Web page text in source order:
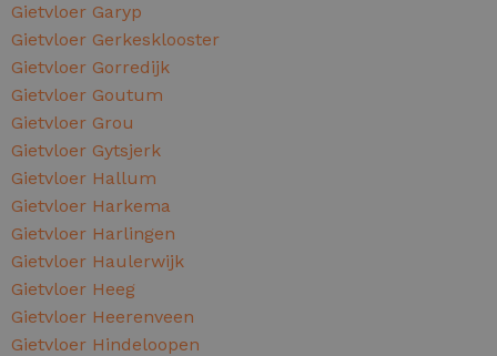
Gietvloer Garyp
Gietvloer Gerkesklooster
Gietvloer Gorredijk
Gietvloer Goutum
Gietvloer Grou
Gietvloer Gytsjerk
Gietvloer Hallum
Gietvloer Harkema
Gietvloer Harlingen
Gietvloer Haulerwijk
Gietvloer Heeg
Gietvloer Heerenveen
Gietvloer Hindeloopen